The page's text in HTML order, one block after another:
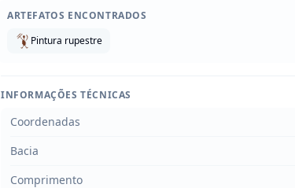
ARTEFATOS ENCONTRADOS
Pintura rupestre
INFORMAÇÕES TÉCNICAS
Coordenadas
Bacia
Comprimento